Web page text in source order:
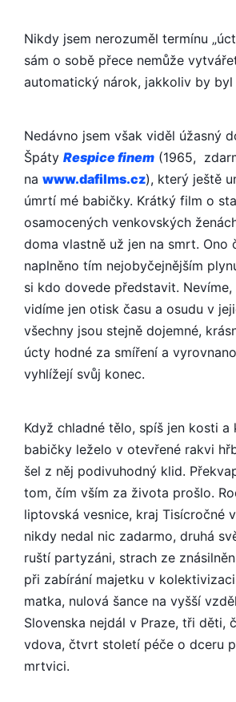
Nikdy jsem nerozuměl termínu
sám o sobě přece nemůže
automatický nárok, jakkoliv by byl
Nedávno jsem však viděl úžasný
Špáty Respice finem (1965,
na www.dafilms.cz), který ještě
úmrtí mé babičky. Krátký film o
osamocených venkovských
doma vlastně už jen na smrt. Ono
naplněno tím nejobyčejnějším
si kdo dovede představit.
vidíme jen otisk času a osudu v
všechny jsou stejně dojemné,
úcty hodné za smíření a
vyhlížejí svůj konec.
Když chladné tělo, spíš jen kosti a
babičky leželo v otevřené rakvi
šel z něj podivuhodný klid.
tom, čím vším za života prošlo.
liptovská vesnice, kraj Tisícročné
nikdy nedal nic zadarmo, druhá
ruští partyzáni, strach ze
při zabírání majetku v
matka, nulová šance na vyšší
Slovenska nejdál v Praze, tři děti,
vdova, čtvrt století péče o dceru
mrtvici.